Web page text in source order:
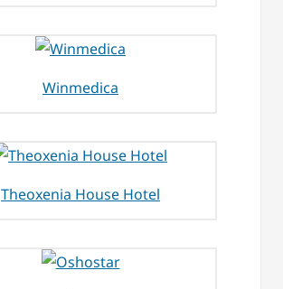
Winmedica
Theoxenia House Hotel